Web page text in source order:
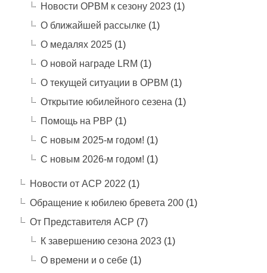
Новости ОРВМ к сезону 2023(1)
О ближайшей рассылке(1)
О медалях 2025(1)
О новой награде LRM (1)
О текущей ситуации в ОРВМ (1)
Открытие юбилейного сезена (1)
Помощь на РВР (1)
С новым 2025-м годом! (1)
С новым 2026-м годом! (1)
Новости от АСР 2022 (1)
Обращение к юбилею бревета 200(1)
От Представителя АСР (7)
К завершению сезона 2023(1)
О времени и о себе(1)